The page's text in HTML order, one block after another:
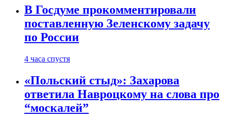
В Госдуме прокомментировали
поставленную Зеленскому задачу
по России
4 часа спустя
«Польский стыд»: Захарова
ответила Навроцкому на слова про
“москалей”